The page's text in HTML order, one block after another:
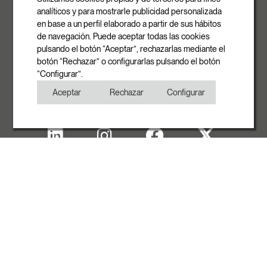
08540 Centelles | Barcelona
E-mail
info@rovasi.com
Telefon
+34 93 881 37 13
analíticos y para mostrarle publicidad personalizada
en base a un perfil elaborado a partir de sus hábitos
de navegación. Puede aceptar todas las cookies
pulsando el botón “Aceptar”, rechazarlas mediante el
botón “Rechazar” o configurarlas pulsando el botón
“Configurar”.
Aceptar
Rechazar Configurar